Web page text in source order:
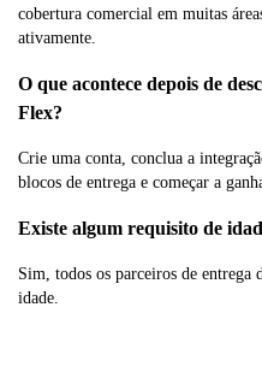
cobertura comercial em muitas
ativamente.
O que acontece depois de
Flex?
Crie uma conta, conclua a
blocos de entrega e começar a
Existe algum requisito de
Sim, todos os parceiros de entrega
idade.